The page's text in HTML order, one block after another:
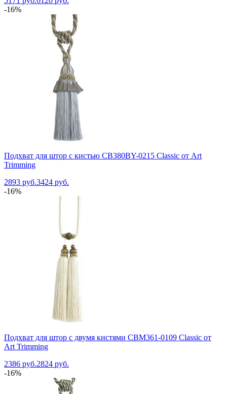
-16%
Подхват для штор с кистью CB380BY-0215 Classic от Art
Trimming
2893 руб.3424 руб.
-16%
Подхват для штор с двумя кистями CBM361-0109 Classic от
Art Trimming
2386 руб.2824 руб.
-16%